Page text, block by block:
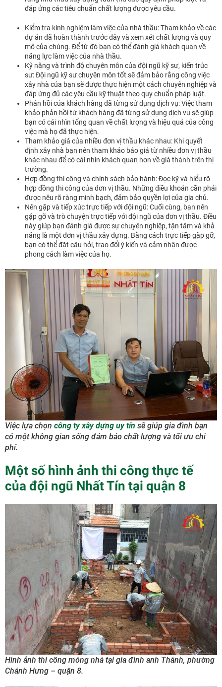
đáp ứng các tiêu chuẩn chất lượng được yêu cầu.
Kiểm tra kinh nghiệm làm việc của nhà thầu: Tham khảo về các
dự án đã hoàn thành trước đây và xem xét chất lượng và quy
mô của chúng. Để từ đó bạn có thể đánh giá khách quan về
năng lực làm việc của nhà thầu.
Kỹ năng và trình độ chuyên môn của đội ngũ kỹ sư, kiến trúc
sư: Đội ngũ kỹ sư chuyên môn tốt sẽ đảm bảo rằng công việc
xây nhà của bạn sẽ được thực hiện một cách chuyên nghiệp và
đáp ứng đủ các yêu cầu kỹ thuật theo quy chuẩn pháp luật.
Phản hồi của khách hàng đã từng sử dụng dịch vụ: Việc tham
khảo phản hồi từ khách hàng đã từng sử dụng dịch vụ sẽ giúp
bạn có cái nhìn tổng quan về chất lượng và hiệu quả của công
việc mà họ đã thực hiện.
Tham khảo giá của nhiều đơn vị thầu khác nhau: Khi quyết
định xây nhà bạn nên tham khảo báo giá từ nhiều đơn vị thầu
khác nhau để có cái nhìn khách quan hơn về giá thành trên thị
trường.
Hợp đồng thi công và chính sách bảo hành: Đọc kỹ và hiểu rõ
hợp đồng thi công của đơn vị thầu. Những điều khoản cần phải
được nêu rõ ràng minh bạch, đảm bảo quyền lợi của gia chủ.
Nên gặp và tiếp xúc trực tiếp với đội ngũ: Cuối cùng, bạn nên
gặp gỡ và trò chuyện trực tiếp với đội ngũ của đơn vị thầu. Điều
này giúp bạn đánh giá được sự chuyên nghiệp, tận tâm và khả
năng là một đơn vị thầu xây dựng. Bằng cách trực tiếp gặp gỡ,
bạn có thể đặt câu hỏi, trao đổi ý kiến và cảm nhận được
phong cách làm việc của họ.
Việc lựa chọn công ty xây dựng uy tín sẽ giúp gia đình bạn
có một không gian sống đảm bảo chất lượng và tối ưu chi
phí.
Một số hình ảnh thi công thực tế
của đội ngũ Nhất Tín tại quận 8
Hình ảnh thi công móng nhà tại gia đình anh Thành, phường
Chánh Hưng – quận 8.